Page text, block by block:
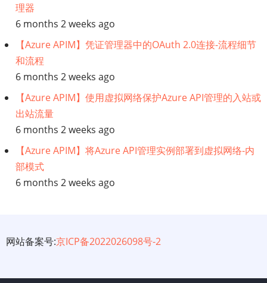
理器
6 months 2 weeks ago
【Azure APIM】凭证管理器中的OAuth 2.0连接-流程细节
和流程
6 months 2 weeks ago
【Azure APIM】使用虚拟网络保护Azure API管理的入站或
出站流量
6 months 2 weeks ago
【Azure APIM】将Azure API管理实例部署到虚拟网络-内
部模式
6 months 2 weeks ago
网站备案号:京ICP备2022026098号-2